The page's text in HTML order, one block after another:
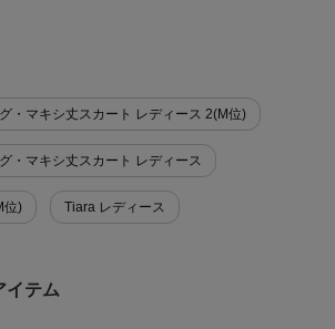
・マキシ丈スカート レディース 2(M位)
・マキシ丈スカート レディース
位) Tiara レディース
イテム